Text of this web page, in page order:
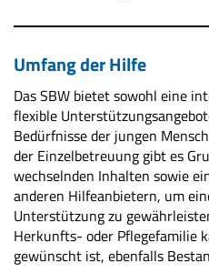
Umfang der Hilfe
Das SBW bietet sowohl eine
flexible
Bedürfnisse der jungen
der Einzelbetreuung gibt es
wechselnden Inhalten sowie
anderen Hilfeanbietern, um
Unterstützung zu
Herkunfts- oder Pflegefamilie
gewünscht ist, ebenfalls